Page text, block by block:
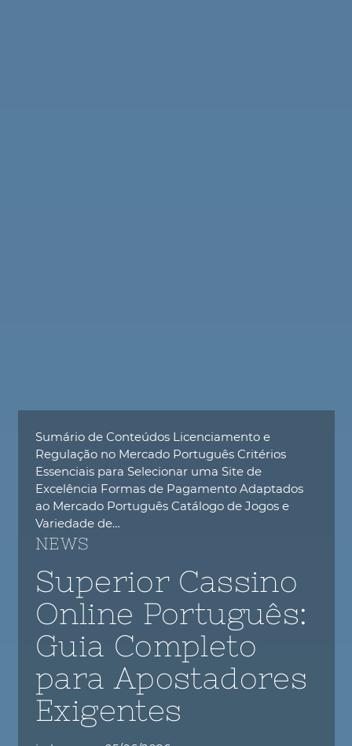
Sumário de Conteúdos Licenciamento e
Regulação no Mercado Português Critérios
Essenciais para Selecionar uma Site de
Excelência Formas de Pagamento Adaptados
ao Mercado Português Catálogo de Jogos e
Variedade de…
NEWS
Superior Cassino
Online Português:
Guia Completo
para Apostadores
Exigentes